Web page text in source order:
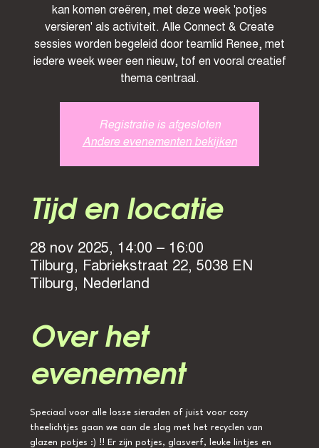
kan komen creëren, met deze week 'potjes
versieren' als activiteit. Alle Connect & Create
sessies worden begeleid door teamlid Renee, met
iedere week weer een nieuw, tof en vooral creatief
thema centraal.
Registratie is afgesloten
Andere evenementen bekijken
Tijd en locatie
28 nov 2025, 14:00 – 16:00
Tilburg, Fabriekstraat 22, 5038 EN
Tilburg, Nederland
Over het
evenement
Speciaal voor alle losse sieraden of juist voor cozy
theelichtjes gaan we aan de slag met het recyclen van
glazen potjes :) !! Er zijn potjes, glasverf, leuke lintjes en